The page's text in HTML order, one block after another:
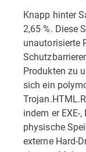
Knapp hinter
2,65 %. Diese
unautorisierte
Produkten zu
sich ein
indem er EXE-
physische
externe Hard-